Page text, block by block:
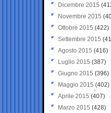
Dicembre 2015
Novembre 2015
Ottobre 2015 (422)
Settembre 2015
Agosto 2015 (416)
Luglio 2015 (387)
Giugno 2015 (396)
Maggio 2015 (402)
Aprile 2015 (407)
Marzo 2015 (428)